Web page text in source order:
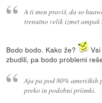
A ti men praviš, da so
trenutno velik izmet
Bodo bodo. Kako že?
zbudili, pa bodo problemi
Aja pa pod 80% ameriških
preko in podobni priimki.